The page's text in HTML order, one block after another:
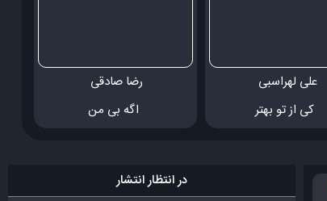
علی لهراسبی
کی از تو بهتر
رضا صادقی
اگه بی من
در انتظار انتشار